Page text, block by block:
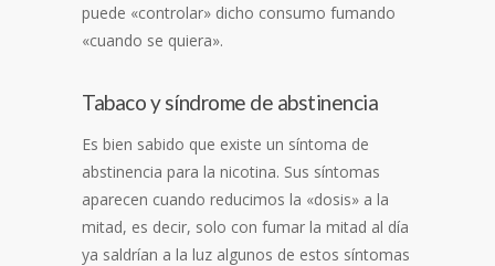
puede «controlar» dicho consumo fumando
«cuando se quiera».
Tabaco y síndrome de abstinencia
Es bien sabido que existe un síntoma de
abstinencia para la nicotina. Sus síntomas
aparecen cuando reducimos la «dosis» a la
mitad, es decir, solo con fumar la mitad al día
ya saldrían a la luz algunos de estos síntomas